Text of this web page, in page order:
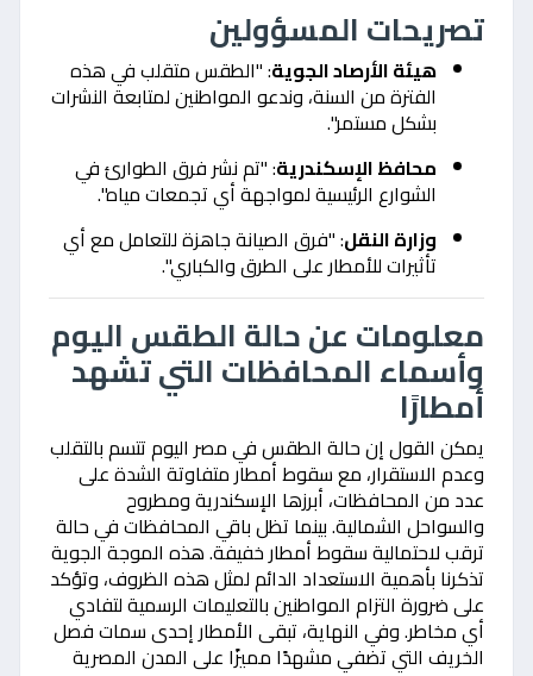
تصريحات المسؤولين
هيئة الأرصاد الجوية: "الطقس متقلب في هذه
الفترة من السنة، وندعو المواطنين لمتابعة النشرات
بشكل مستمر".
محافظ الإسكندرية: "تم نشر فرق الطوارئ في
الشوارع الرئيسية لمواجهة أي تجمعات مياه".
وزارة النقل: "فرق الصيانة جاهزة للتعامل مع أي
تأثيرات للأمطار على الطرق والكباري".
معلومات عن حالة الطقس اليوم
وأسماء المحافظات التي تشهد
أمطارًا
يمكن القول إن حالة الطقس في مصر اليوم تتسم بالتقلب
وعدم الاستقرار، مع سقوط أمطار متفاوتة الشدة على
عدد من المحافظات، أبرزها الإسكندرية ومطروح
والسواحل الشمالية. بينما تظل باقي المحافظات في حالة
ترقب لاحتمالية سقوط أمطار خفيفة. هذه الموجة الجوية
تذكرنا بأهمية الاستعداد الدائم لمثل هذه الظروف، وتؤكد
على ضرورة التزام المواطنين بالتعليمات الرسمية لتفادي
أي مخاطر. وفي النهاية، تبقى الأمطار إحدى سمات فصل
الخريف التي تضفي مشهدًا مميزًا على المدن المصرية